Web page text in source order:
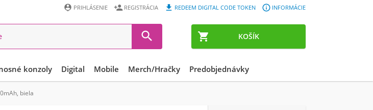
 KOŠÍK
 INFORMÁCIE
 REDEEM DIGITAL CODE TOKEN
 REGISTRÁCIA
 PRIHLÁSENIE

konzoly Digital Mobile Merch/Hračky Predobjednávky
biela